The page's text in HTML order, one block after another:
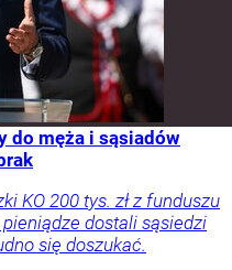
do męża i sąsiadów
KO 200 tys. zł z funduszu
dostali sąsiedzi
się doszukać.